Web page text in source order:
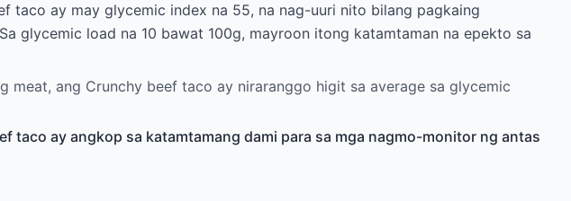
taco ay may glycemic index na 55, na nag-uuri nito bilang pagkaing
glycemic load na 10 bawat 100g, mayroon itong katamtaman na epekto sa
meat, ang Crunchy beef taco ay niraranggo higit sa average sa glycemic
taco ay angkop sa katamtamang dami para sa mga nagmo-monitor ng antas